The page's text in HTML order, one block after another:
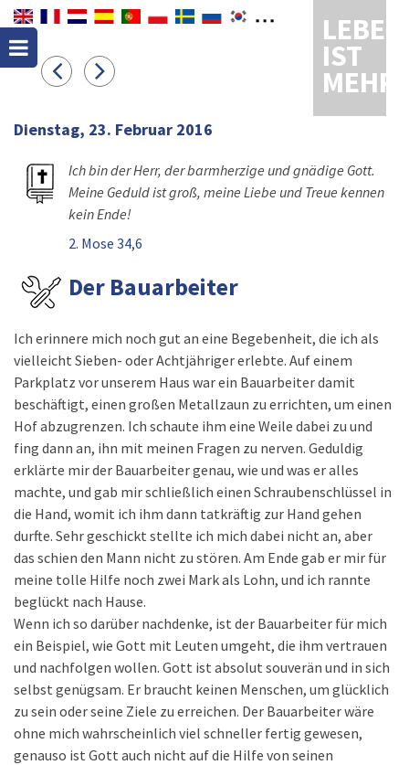
LEBEN
IST
MEHR
Dienstag, 23. Februar 2016
Ich bin der Herr, der barmherzige und gnädige Gott.
Meine Geduld ist groß, meine Liebe und Treue kennen
kein Ende!
2. Mose 34,6
Der Bauarbeiter
Ich erinnere mich noch gut an eine Begebenheit, die ich als
vielleicht Sieben- oder Achtjähriger erlebte. Auf einem
Parkplatz vor unserem Haus war ein Bauarbeiter damit
beschäftigt, einen großen Metallzaun zu errichten, um einen
Hof abzugrenzen. Ich schaute ihm eine Weile dabei zu und
fing dann an, ihn mit meinen Fragen zu nerven. Geduldig
erklärte mir der Bauarbeiter genau, wie und was er alles
machte, und gab mir schließlich einen Schraubenschlüssel in
die Hand, womit ich ihm dann tatkräftig zur Hand gehen
durfte. Sehr geschickt stellte ich mich dabei nicht an, aber
das schien den Mann nicht zu stören. Am Ende gab er mir für
meine tolle Hilfe noch zwei Mark als Lohn, und ich rannte
beglückt nach Hause.
Wenn ich so darüber nachdenke, ist der Bauarbeiter für mich
ein Beispiel, wie Gott mit Leuten umgeht, die ihm vertrauen
und nachfolgen wollen. Gott ist absolut souverän und in sich
selbst genügsam. Er braucht keinen Menschen, um glücklich
zu sein oder seine Ziele zu erreichen. Der Bauarbeiter wäre
ohne mich wahrscheinlich viel schneller fertig gewesen,
genauso ist Gott auch nicht auf die Hilfe von seinen